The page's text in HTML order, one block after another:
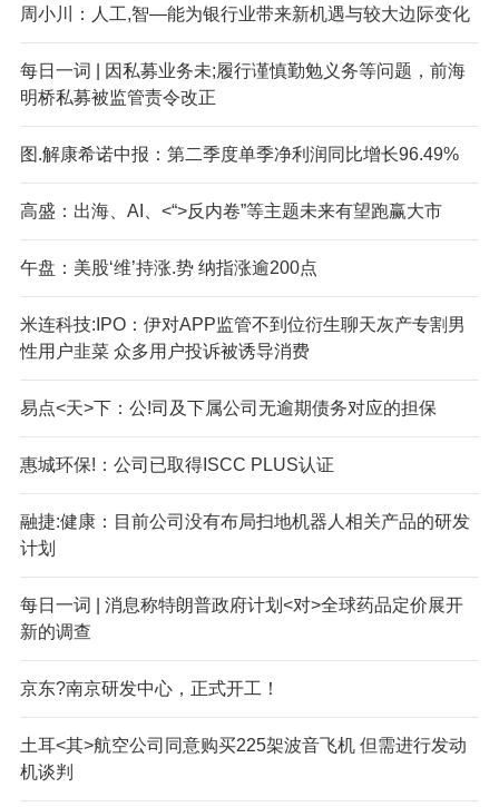
周小川：人工,智—能为银行业带来新机遇与较大边际变化
每日一词 | 因私募业务未;履行谨慎勤勉义务等问题，前海
明桥私募被监管责令改正
图.解康希诺中报：第二季度单季净利润同比增长96.49%
高盛：出海、AI、<“>反内卷”等主题未来有望跑赢大市
午盘：美股‘维’持涨.势 纳指涨逾200点
米连科技:IPO：伊对APP监管不到位衍生聊天灰产专割男
性用户韭菜 众多用户投诉被诱导消费
易点<天>下：公!司及下属公司无逾期债务对应的担保
惠城环保!：公司已取得ISCC PLUS认证
融捷:健康：目前公司没有布局扫地机器人相关产品的研发
计划
每日一词 | 消息称特朗普政府计划<对>全球药品定价展开
新的调查
京东?南京研发中心，正式开工！
土耳<其>航空公司同意购买225架波音飞机 但需进行发动
机谈判